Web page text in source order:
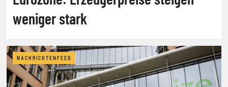
weniger stark
NACHRICHTENFEED